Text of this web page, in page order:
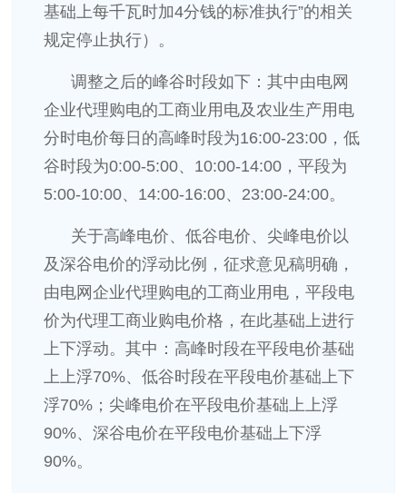
基础上每千瓦时加4分钱的标准执行”的相关
规定停止执行）。
调整之后的峰谷时段如下：其中由电网
企业代理购电的工商业用电及农业生产用电
分时电价每日的高峰时段为16:00-23:00，低
谷时段为0:00-5:00、10:00-14:00，平段为
5:00-10:00、14:00-16:00、23:00-24:00。
关于高峰电价、低谷电价、尖峰电价以
及深谷电价的浮动比例，征求意见稿明确，
由电网企业代理购电的工商业用电，平段电
价为代理工商业购电价格，在此基础上进行
上下浮动。其中：高峰时段在平段电价基础
上上浮70%、低谷时段在平段电价基础上下
浮70%；尖峰电价在平段电价基础上上浮
90%、深谷电价在平段电价基础上下浮
90%。